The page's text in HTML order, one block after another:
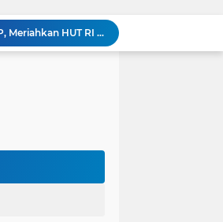
Pemkab Karo Gelar Gerak Jalan Tingkat SD dan SMP, Meriahkan HUT RI Ke-81
Dalam Rangka Menyemarakkan HUT Ke-81 RI Pemkab Karo Siapkan Rangkaian Kegiatan
Material Proyek Jalan Rp 94 Miliar Jadi Sorotan, UPTD Bina Marga dan Kontraktor Beri Keterangan Berbeda